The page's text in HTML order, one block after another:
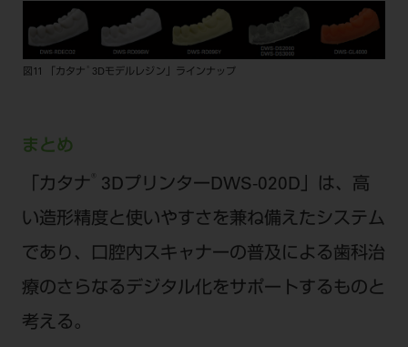
図11 「カタナ 3Dモデルレジン」ラインナップ
まとめ
「カタナ
3DプリンターDWS-020D」は、高
い造形精度と使いやすさを兼ね備えたシステム
であり、口腔内スキャナーの普及による歯科治
療のさらなるデジタル化をサポートするものと
考える。